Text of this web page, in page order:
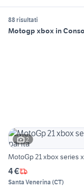
88 risultati
Motogp xbox in
2
MotoGp 21 xbox series
4 €
Santa Venerina (CT)